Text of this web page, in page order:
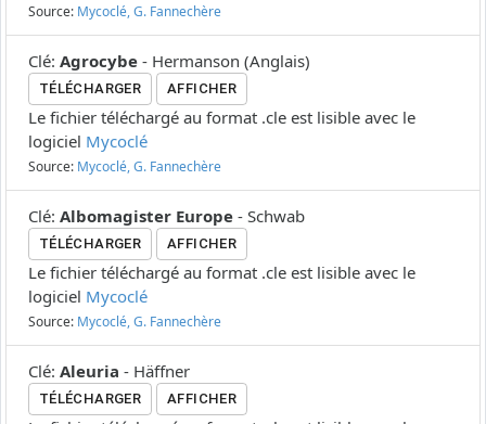
Source: Mycoclé, G. Fannechère
Clé: Agrocybe - Hermanson (Anglais)
TÉLÉCHARGER AFFICHER
Le fichier téléchargé au format .cle est lisible avec le
logiciel Mycoclé
Source: Mycoclé, G. Fannechère
Clé: Albomagister Europe - Schwab
TÉLÉCHARGER AFFICHER
Le fichier téléchargé au format .cle est lisible avec le
logiciel Mycoclé
Source: Mycoclé, G. Fannechère
Clé: Aleuria - Häffner
TÉLÉCHARGER AFFICHER